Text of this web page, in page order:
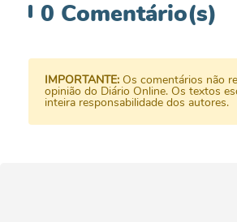
0 Comentário(s)
IMPORTANTE: Os comentários não
opinião do Diário Online. Os textos
inteira responsabilidade dos autores.